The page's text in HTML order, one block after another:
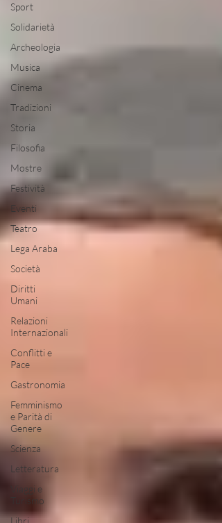
Sport
Solidarietà
Archeologia
Musica
Cinema
Tradizioni
Storia
Filosofia
Mostre
Festività
Eventi
Teatro
Lega Araba
Società
Diritti
Umani
Relazioni
Internazionali
Conflitti e
Pace
Gastronomia
Femminismo
e Parità di
Genere
Scienza
Letteratura
Viaggi e
Turismo
Libri